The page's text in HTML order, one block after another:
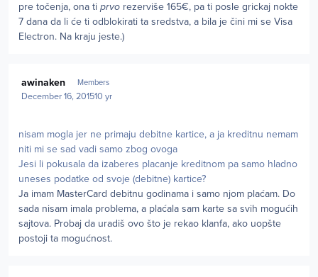
pre točenja, ona ti prvo rezerviše 165€, pa ti posle grickaj nokte
7 dana da li će ti odblokirati ta sredstva, a bila je čini mi se Visa
Electron. Na kraju jeste.)
awinaken Members
December 16, 201510 yr
nisam mogla jer ne primaju debitne kartice, a ja kreditnu nemam
niti mi se sad vadi samo zbog ovoga
Jesi li pokusala da izaberes placanje kreditnom pa samo hladno
uneses podatke od svoje (debitne) kartice?
Ja imam MasterCard debitnu godinama i samo njom plaćam. Do
sada nisam imala problema, a plaćala sam karte sa svih mogućih
sajtova. Probaj da uradiš ovo što je rekao klanfa, ako uopšte
postoji ta mogućnost.